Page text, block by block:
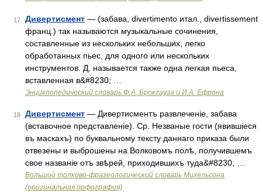
17 Дивертисмент — (забава, divertimento итал., divertissement
франц.) так называются музыкальные сочинения,
составленные из нескольких небольших, легко
обработанных пьес, для одного или нескольких
инструментов. Д. называется также одна легкая пьеса,
вставленная в&#8230; …
Энциклопедический словарь Ф.А. Брокгауза и И.А. Ефрона
18 Дивертисмент — Дивертисментъ развлеченіе, забава
(вставочное представленіе). Ср. Незваные гости (явившіеся
въ маскахъ) по буквальному тексту даннаго приказа были
отвезены и выброшены на Волковомъ полѣ, получившемъ
свое названіе отъ звѣрей, приходившихъ туда&#8230; …
Большой толково-фразеологический словарь Михельсона
(оригинальная орфография)